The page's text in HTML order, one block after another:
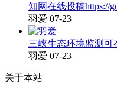
知网在线投稿https://
羽爱 07-23
三峡生态环境监测可
羽爱 07-23
关于本站